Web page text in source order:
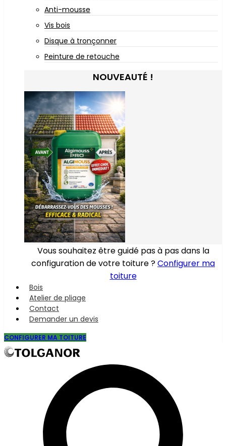
Anti-mousse
Vis bois
Disque à tronçonner
Peinture de retouche
NOUVEAUTÉ !
Vous souhaitez être guidé pas à pas dans la
configuration de votre toiture ?Configurer ma
toiture
Bois
Atelier de pliage
Contact
Demander un devis
CONFIGURER MA TOITURE